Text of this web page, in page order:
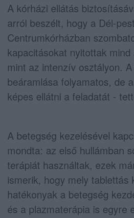
A kórházi ellátás
arról beszélt, hogy a Dél-
Centrumkórházban
kapacitásokat nyitottak
mint az intenzív osztályon.
beáramlása folyamatos, de
képes ellátni a feladatát -
A betegség kezelésével
mondta: az első hullámban
terápiát használtak, ezek
ismerik, hogy mely tablettás
hatékonyak a betegség
és a plazmaterápia is egyre